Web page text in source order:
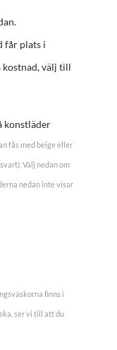
får plats i
kostnad, välj till
konstläder
fås med beige eller
Välj nedan om
nedan inte visar
finns i
ser vi till att du